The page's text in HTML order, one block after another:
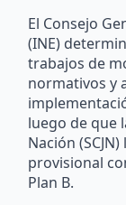
El Consejo
(INE)
trabajos de
normativos y
luego de que
Nación
provisional
Plan B.